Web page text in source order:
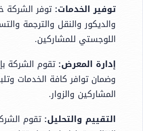
توفير الخدمات:توفر الشركة
والديكور والنقل والترجمة
اللوجستي للمشاركين.
إدارة المعرض:تقوم الشركة
وضمان توافر كافة الخدمات
المشاركين والزوار.
التقييم والتحليل:تقوم